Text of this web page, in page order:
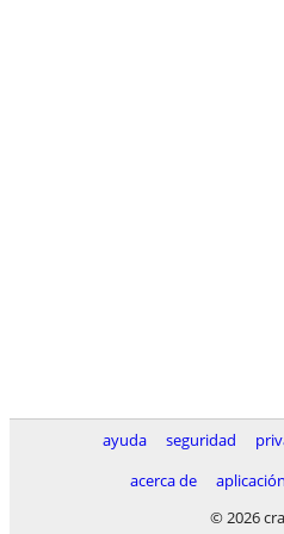
ayuda seguridad
acerca de
aplicación
© 2026